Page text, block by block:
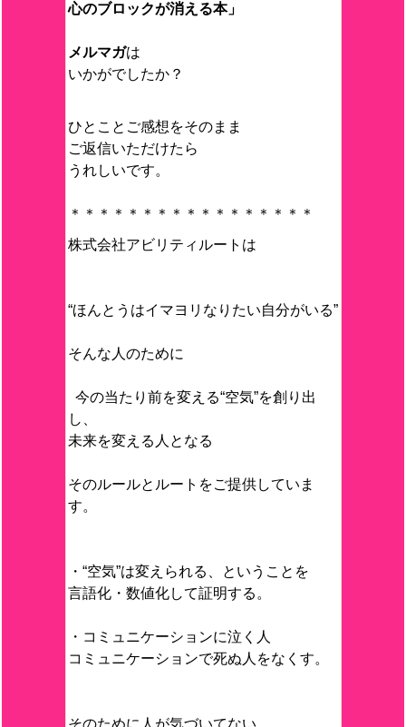
心のブロックが消える本」
メルマガは
いかがでしたか？
ひとことご感想をそのまま
ご返信いただけたら
うれしいです。
＊＊＊＊＊＊＊＊＊＊＊＊＊＊＊＊＊
株式会社アビリティルートは
“ほんとうはイマヨリなりたい自分がいる”
そんな人のために
今の当たり前を変える“空気”を創り出
し、
未来を変える人となる
そのルールとルートをご提供していま
す。
・“空気”は変えられる、ということを
言語化・数値化して証明する。
・コミュニケーションに泣く人
コミュニケーションで死ぬ人をなくす。
そのために人が気づいてない